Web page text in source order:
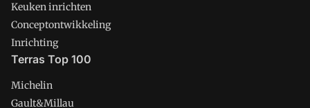
Keuken inrichten
Conceptontwikkeling
Inrichting
Terras Top 100
Michelin
Gault&Millau